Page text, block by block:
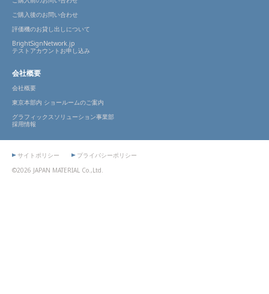
ご購入後のお問い合わせ
評価機のお貸し出しについて
BrightSignNetwork.jp
テストアカウントお申し込み
会社概要
会社概要
東京本部内 ショールームのご案内
グラフィックスソリューション事業部
採用情報
©2026 JAPAN MATERIAL Co.,Ltd.
サイトポリシー プライバシーポリシー